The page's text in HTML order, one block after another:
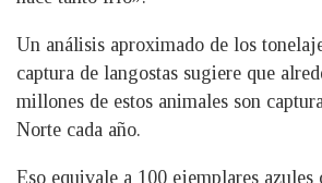
Un análisis aproximado de los
captura de langostas sugiere que
millones de estos animales son
Norte cada año.
Eso equivale a 100 ejemplares